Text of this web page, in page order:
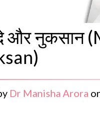
और नुकसान
Dr Manisha Arora